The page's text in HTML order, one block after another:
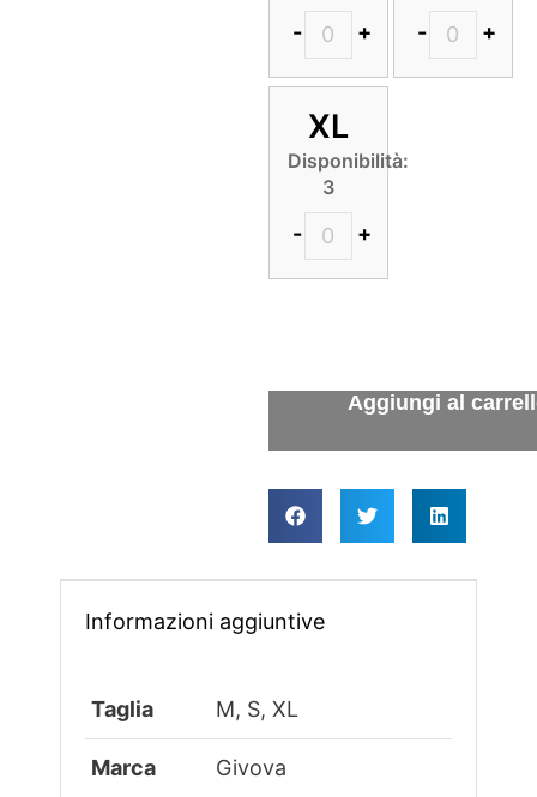
- + - +
XL
Disponibilità:
3
- +
Informazioni aggiuntive
Taglia M, S, XL
Marca Givova